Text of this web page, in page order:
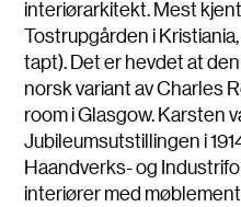
interiørarkitekt. Mest
Tostrupgården i
tapt). Det er hevdet at
norsk variant av Charles
room i Glasgow. Karsten
Jubileumsutstillingen i
Haandverks- og
interiører med